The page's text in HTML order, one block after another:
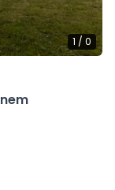
1 / 0